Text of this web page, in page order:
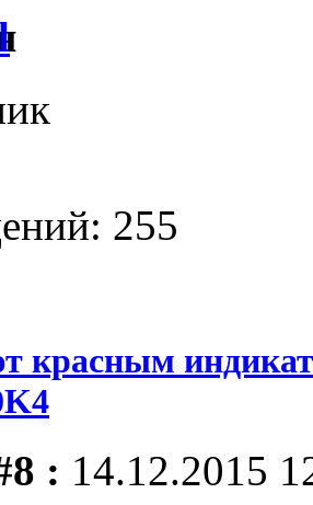
255
красным
: 14.12.2015